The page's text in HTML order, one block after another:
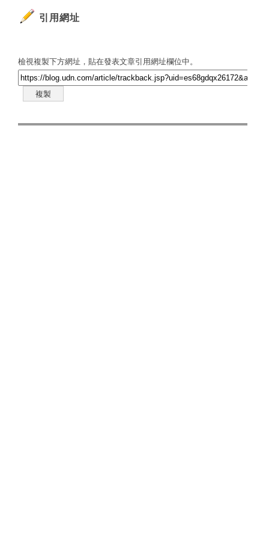
引用網址
檢視複製下方網址，貼在發表文章引用網址欄位中。
複製